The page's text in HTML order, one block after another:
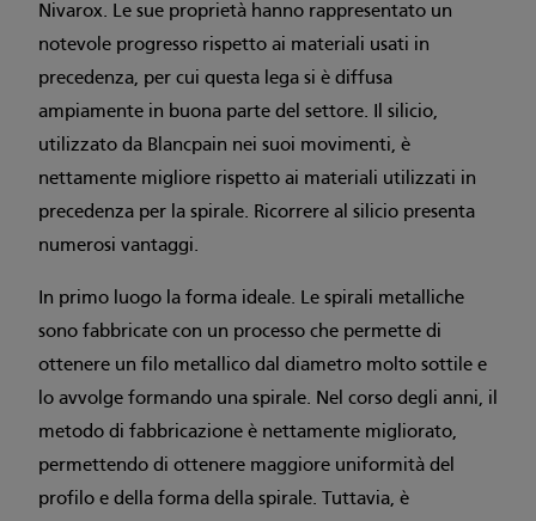
Nivarox. Le sue proprietà hanno rappresentato un
notevole progresso rispetto ai materiali usati in
precedenza, per cui questa lega si è diffusa
ampiamente in buona parte del settore. Il silicio,
utilizzato da Blancpain nei suoi movimenti, è
nettamente migliore rispetto ai materiali utilizzati in
precedenza per la spirale. Ricorrere al silicio presenta
numerosi vantaggi.
In primo luogo la forma ideale. Le spirali metalliche
sono fabbricate con un processo che permette di
ottenere un filo metallico dal diametro molto sottile e
lo avvolge formando una spirale. Nel corso degli anni, il
metodo di fabbricazione è nettamente migliorato,
permettendo di ottenere maggiore uniformità del
profilo e della forma della spirale. Tuttavia, è